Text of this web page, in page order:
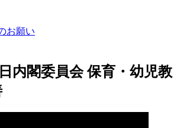
お願い
内閣委員会 保育・幼児教